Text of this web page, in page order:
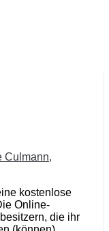
Culmann,
kostenlose
Online-
die ihr